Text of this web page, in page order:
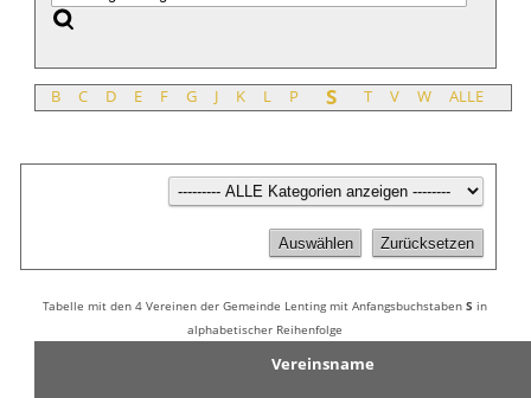
B C D E F G J K L P S T V W ALLE
Tabelle mit den 4 Vereinen der Gemeinde Lenting mit AnfangsbuchstabenS in
alphabetischer Reihenfolge
Vereinsname